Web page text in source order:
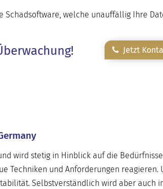
Schadsoftware, welche unauffällig Ihre
Jetzt
wird stetig in Hinblick auf die
Techniken und Anforderungen reagieren.
Selbstverständlich wird aber auch